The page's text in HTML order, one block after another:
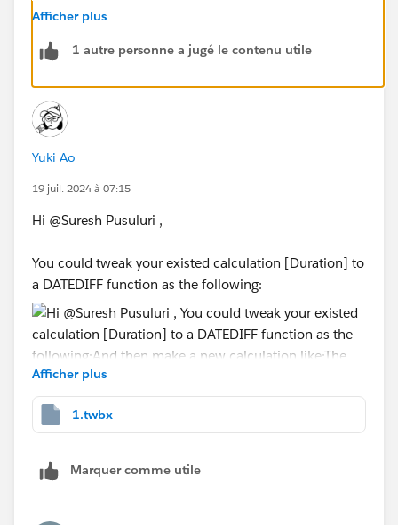
IF [Duration]>1.5/60/24 THEN 3 ELSE 1 END
// 1.5/60/24 is 1.5 minutes converted to
This work if you want to compare duration to 1.5
minutes row by row and the aggregate.
If you want, instead, to aggregate duration first, you
IF SUM([Duration])>1.5/60/24 THEN 3 ELSE 1
I hope this helps.
Regards,
Paolo
Afficher plus
1 autre personne a jugé le contenu utile
Yuki Ao
19 juil. 2024 à 07:15
Hi @Suresh Pusuluri​ ,
You could tweak your existed calculation [Duration] to
a DATEDIFF function as the following:
And then make a new calculation like:
The file is also attached.
Afficher plus
1.twbx
Marquer comme utile